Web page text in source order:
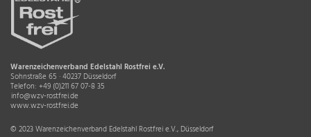
Warenzeichenverband Edelstahl Rostfrei e.V.
Sohnstraße 65 · 40237 Düsseldorf
Telefon: +49 (0)211 67 07-8 35
info@wzv-rostfrei.de
www.wzv-rostfrei.de
© 2023 Warenzeichenverband Edelstahl Rostfrei e.V., Düsseldorf